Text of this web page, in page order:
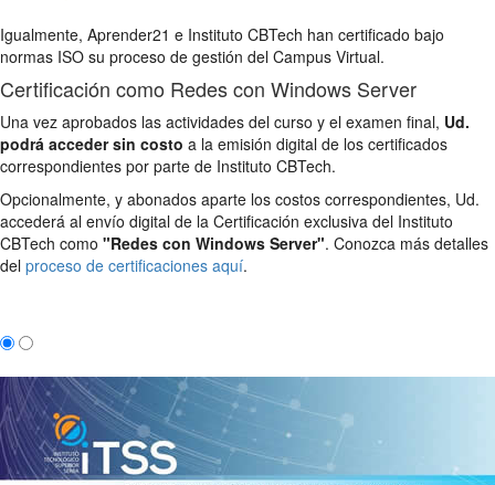
Igualmente, Aprender21 e Instituto CBTech han certificado bajo
normas ISO su proceso de gestión del Campus Virtual.
Certificación como Redes con Windows Server
Una vez aprobados las actividades del curso y el examen final, Ud.
podrá acceder sin costo a la emisión digital de los certificados
correspondientes por parte de Instituto CBTech.
Opcionalmente, y abonados aparte los costos correspondientes, Ud.
accederá al envío digital de la Certificación exclusiva del Instituto
CBTech como "Redes con Windows Server". Conozca más detalles
del proceso de certificaciones aquí.